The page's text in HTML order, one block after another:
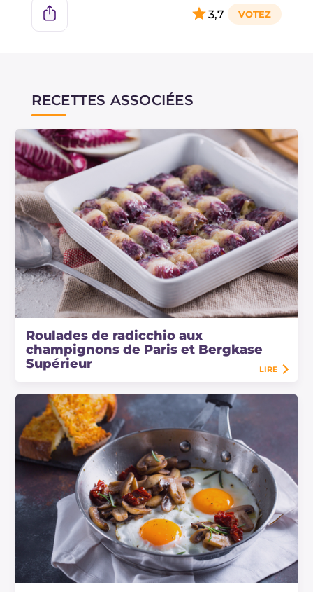
3,7
RECETTES ASSOCIÉES
Roulades de radicchio aux
champignons de Paris et Bergkase
Supérieur
LIRE